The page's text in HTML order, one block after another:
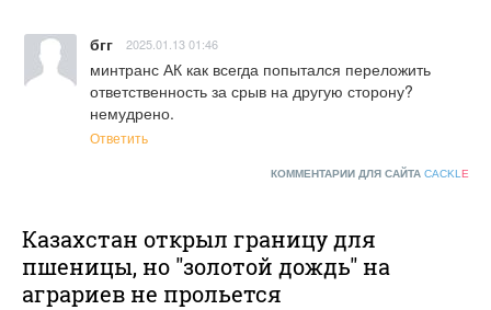
бгг 2025.01.13 01:46
минтранс АК как всегда попытался переложить
ответственность за срыв на другую сторону?
немудрено.
Ответить
КОММЕНТАРИИ ДЛЯ САЙТА CACKLE
Казахстан открыл границу для
пшеницы, но "золотой дождь" на
аграриев не прольется